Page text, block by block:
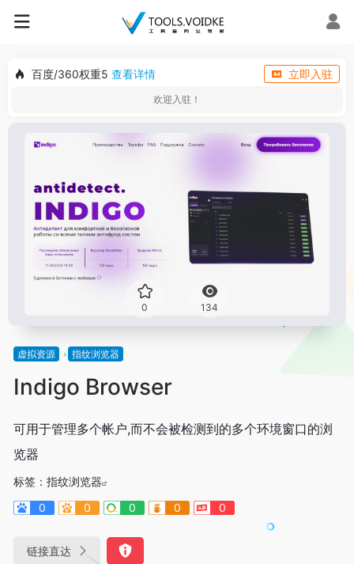
百度/360权重5 查看详情 立即入驻
欢迎入驻！
0 134
虚拟资源 指纹浏览器
Indigo Browser
可用于管理多个帐户,而不会被检测到的多个环境窗口的浏
览器
标签： 指纹浏览器
0
0 0 0 0
链接直达